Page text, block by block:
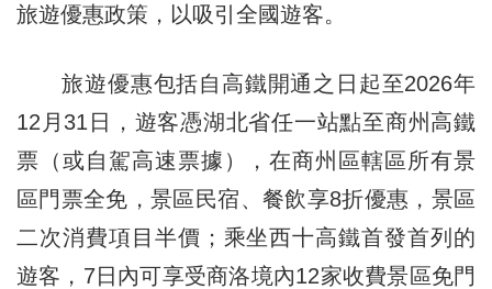
旅遊優惠政策，以吸引全國遊客。
旅遊優惠包括自高鐵開通之日起至2026年
12月31日，遊客憑湖北省任一站點至商州高鐵
票（或自駕高速票據），在商州區轄區所有景
區門票全免，景區民宿、餐飲享8折優惠，景區
二次消費項目半價；乘坐西十高鐵首發首列的
遊客，7日內可享受商洛境內12家收費景區免門